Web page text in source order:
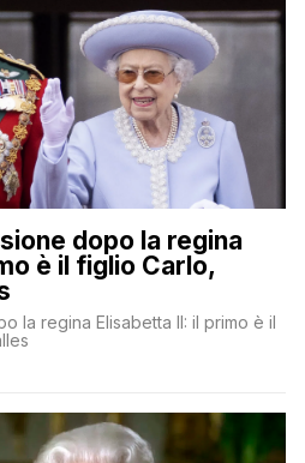
dopo la regina
è il figlio Carlo,
la regina Elisabetta II: il primo è il